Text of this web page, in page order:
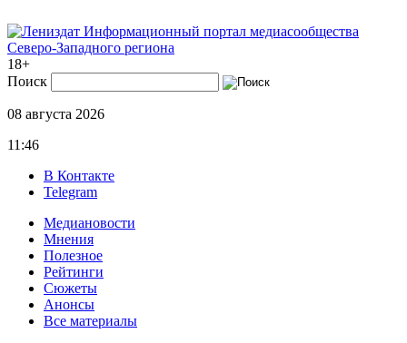
Информационный портал медиасообщества
Северо-Западного региона
18+
Поиск
08 августа 2026
11:46
В Контакте
Telegram
Медиановости
Мнения
Полезное
Рейтинги
Сюжеты
Анонсы
Все материалы